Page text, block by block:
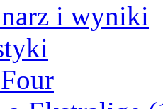
i wyniki